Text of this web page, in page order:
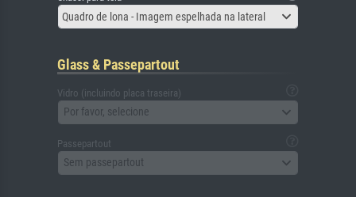
Quadro de lona - Imagem espelhada na lateral
Glass & Passepartout
Vidro (incluindo placa traseira)
Por favor, selecione
Passepartout
Sem passepartout